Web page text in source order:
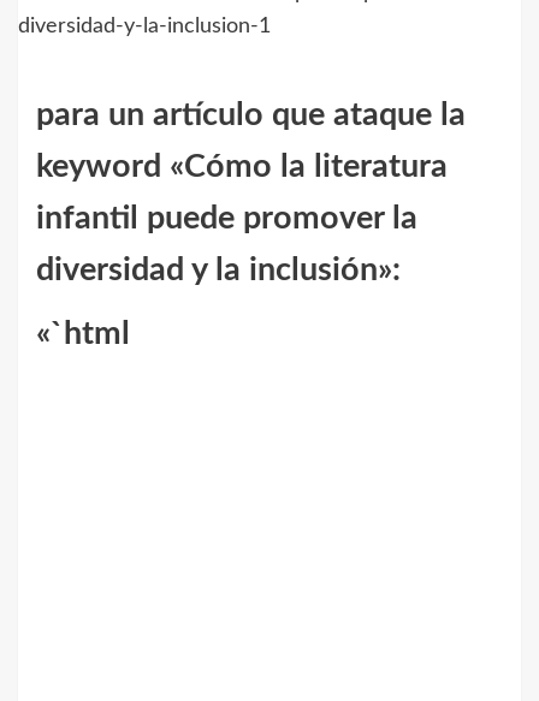
para un artículo que ataque la
keyword «Cómo la literatura
infantil puede promover la
diversidad y la inclusión»:
«`html